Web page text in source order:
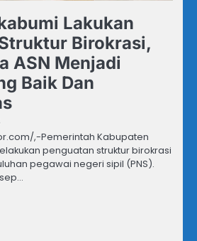
Lakukan
Birokrasi,
ASN Menjadi
Baik Dan
,-Pemerintah Kabupaten
penguatan struktur birokrasi
pegawai negeri sipil (PNS).